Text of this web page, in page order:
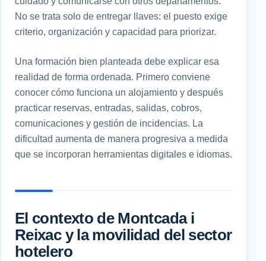
No se trata solo de entregar llaves: el puesto exige
criterio, organización y capacidad para priorizar.
Una formación bien planteada debe explicar esa
realidad de forma ordenada. Primero conviene
conocer cómo funciona un alojamiento y después
practicar reservas, entradas, salidas, cobros,
comunicaciones y gestión de incidencias. La
dificultad aumenta de manera progresiva a medida
que se incorporan herramientas digitales e idiomas.
El contexto de Montcada i
Reixac y la movilidad del sector
hotelero